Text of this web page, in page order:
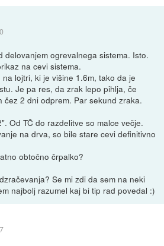
delovanjem ogrevalnega sistema. Isto.
na cevi sistema.
lojtri, ki je višine 1.6m, tako da je
Je pa res, da zrak lepo pihlja, če
čez 2 dni odprem. Par sekund zraka.
Od TČ do razdelitve so malce večje.
na drva, so bile stare cevi definitivno
obtočno črpalko?
Se mi zdi da sem na neki
najbolj razumel kaj bi tip rad povedal :)